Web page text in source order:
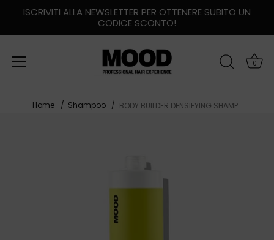
ISCRIVITI ALLA NEWSLETTER PER OTTENERE SUBITO UN
CODICE SCONTO!
0
Home Shampoo BODY BUILDER DENSIFYING SHAMPOO FORMATO LITRO